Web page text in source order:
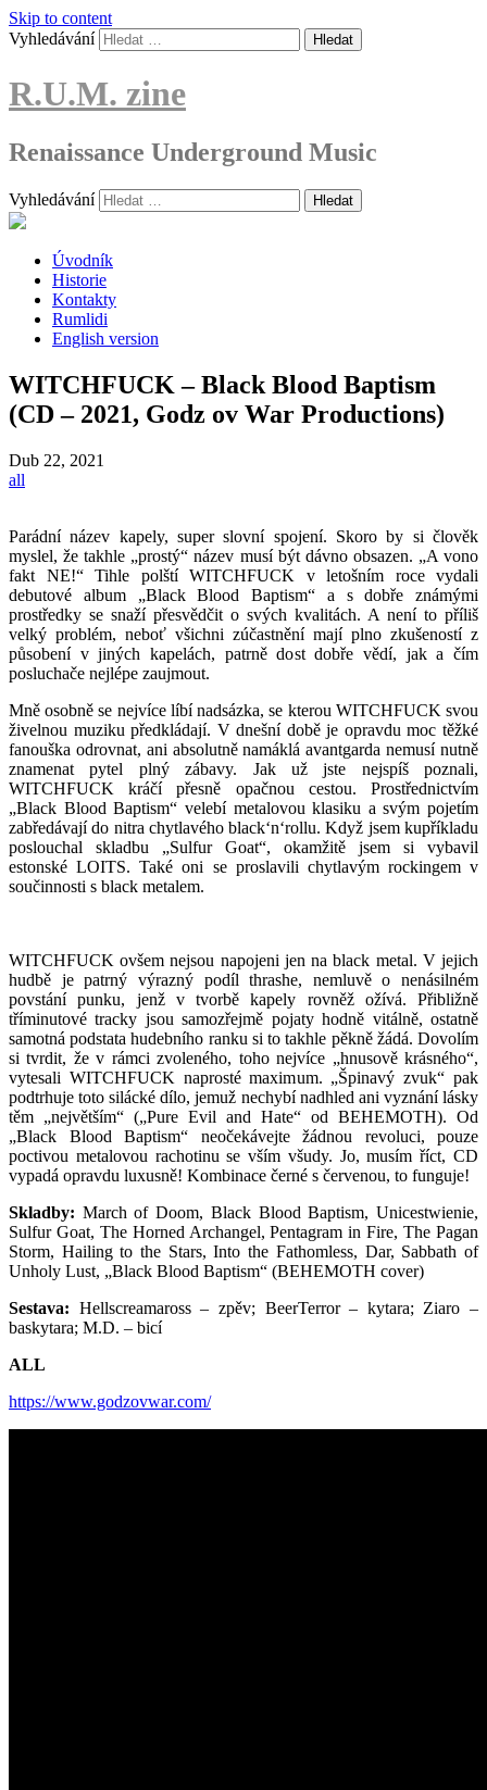
Skip to content
Vyhledávání
R.U.M. zine
Renaissance Underground Music
Vyhledávání
Úvodník
Historie
Kontakty
Rumlidi
English version
WITCHFUCK – Black Blood Baptism
(CD – 2021, Godz ov War Productions)
Dub 22, 2021
all
Parádní název kapely, super slovní spojení. Skoro by si člověk
myslel, že takhle „prostý“ název musí být dávno obsazen. „A vono
fakt NE!“ Tihle polští WITCHFUCK v letošním roce vydali
debutové album „Black Blood Baptism“ a s dobře známými
prostředky se snaží přesvědčit o svých kvalitách. A není to příliš
velký problém, neboť všichni zúčastnění mají plno zkušeností z
působení v jiných kapelách, patrně dost dobře vědí, jak a čím
posluchače nejlépe zaujmout.
Mně osobně se nejvíce líbí nadsázka, se kterou WITCHFUCK svou
živelnou muziku předkládají. V dnešní době je opravdu moc těžké
fanouška odrovnat, ani absolutně namáklá avantgarda nemusí nutně
znamenat pytel plný zábavy. Jak už jste nejspíš poznali,
WITCHFUCK kráčí přesně opačnou cestou. Prostřednictvím
„Black Blood Baptism“ velebí metalovou klasiku a svým pojetím
zabředávají do nitra chytlavého black‘n‘rollu. Když jsem kupříkladu
poslouchal skladbu „Sulfur Goat“, okamžitě jsem si vybavil
estonské LOITS. Také oni se proslavili chytlavým rockingem v
součinnosti s black metalem.
WITCHFUCK ovšem nejsou napojeni jen na black metal. V jejich
hudbě je patrný výrazný podíl thrashe, nemluvě o nenásilném
povstání punku, jenž v tvorbě kapely rovněž ožívá. Přibližně
tříminutové tracky jsou samozřejmě pojaty hodně vitálně, ostatně
samotná podstata hudebního ranku si to takhle pěkně žádá. Dovolím
si tvrdit, že v rámci zvoleného, toho nejvíce „hnusově krásného“,
vytesali WITCHFUCK naprosté maximum. „Špinavý zvuk“ pak
podtrhuje toto silácké dílo, jemuž nechybí nadhled ani vyznání lásky
těm „největším“ („Pure Evil and Hate“ od BEHEMOTH). Od
„Black Blood Baptism“ neočekávejte žádnou revoluci, pouze
poctivou metalovou rachotinu se vším všudy. Jo, musím říct, CD
vypadá opravdu luxusně! Kombinace černé s červenou, to funguje!
Skladby: March of Doom, Black Blood Baptism, Unicestwienie,
Sulfur Goat, The Horned Archangel, Pentagram in Fire, The Pagan
Storm, Hailing to the Stars, Into the Fathomless, Dar, Sabbath of
Unholy Lust, „Black Blood Baptism“ (BEHEMOTH cover)
Sestava: Hellscreamaross – zpěv; BeerTerror – kytara; Ziaro –
baskytara; M.D. – bicí
ALL
https://www.godzovwar.com/